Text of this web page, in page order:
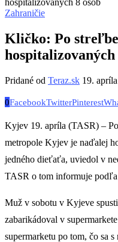
hospitalizovaných 8 osôb
Zahraničie
Kličko: Po
hospitalizovaných
Pridané od Teraz.sk 19.
0FacebookTwitterPinterest
Kyjev 19. apríla (TASR) –
metropole Kyjev je naďalej
jedného dieťaťa, uviedol v
TASR o tom informuje podľa
Muž v sobotu v Kyjeve
zabarikádoval v
supermarketu po tom, čo sa